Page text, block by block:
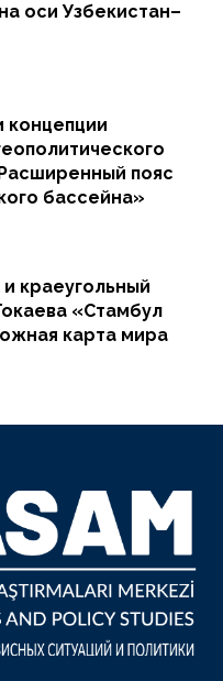
оси Узбекистан–
концепции
пояс
бассейна»
краеугольный
«Стамбул
карта мира